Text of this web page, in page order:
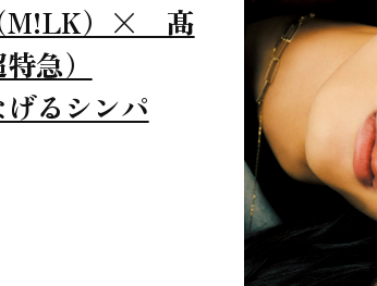
M!LK）× 髙
急）
るシンパ